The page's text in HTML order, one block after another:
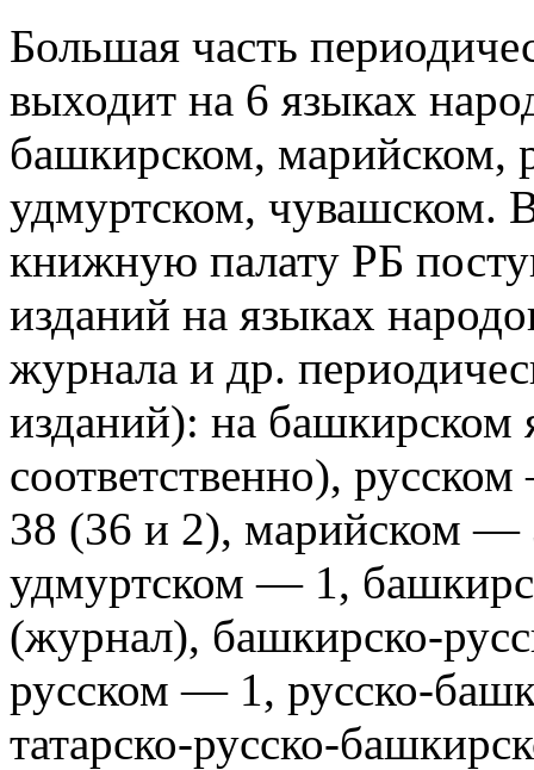
Большая часть
выходит на 6 языках
башкирском, марийском,
удмуртском, чувашском.
книжную палату РБ
изданий на языках
журнала и др.
изданий): на
соответственно),
38 (36 и 2), марийском —
удмуртском — 1,
(журнал), башкирско-
русском — 1, русско-
татарско-русско-